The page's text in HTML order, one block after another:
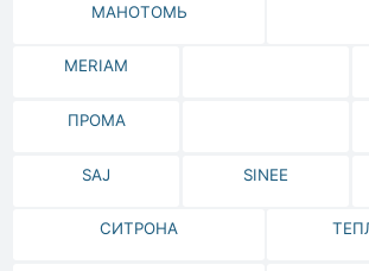
МАНОТОМЬ
MERIAM
ПРОМА
SAJ SINEE
СИТРОНА